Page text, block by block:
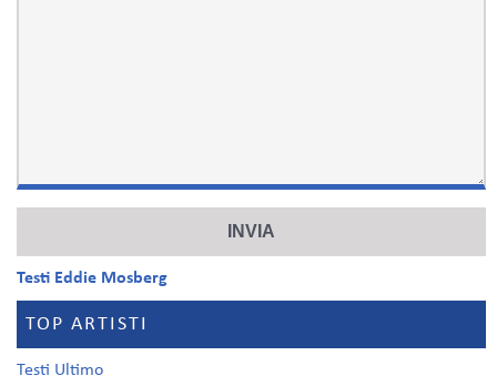
Testi Eddie Mosberg
TOP ARTISTI
Testi Ultimo